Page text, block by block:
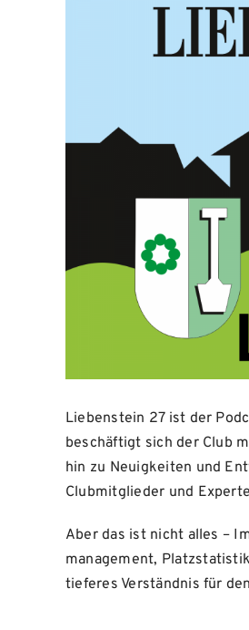
Liebenstein 27 ist der
beschäftigt sich der Club
hin zu Neuigkeiten und
Clubmitglieder und
Aber das ist nicht alles –
management,
tieferes Verständnis für